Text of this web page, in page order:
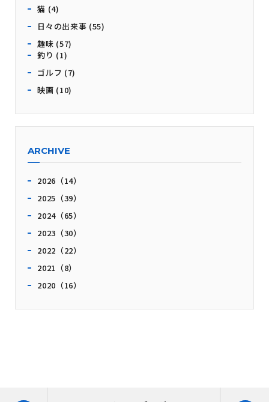
猫 (4)
日々の出来事 (55)
趣味 (57)
釣り (1)
ゴルフ (7)
映画 (10)
ARCHIVE
2026（14）
2025（39）
2024（65）
2023（30）
2022（22）
2021（8）
2020（16）